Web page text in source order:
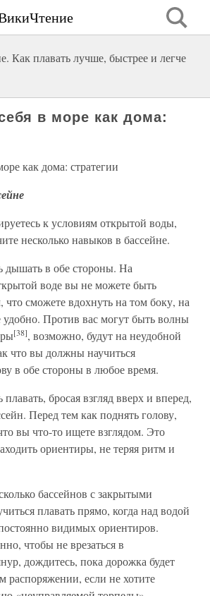
Как плавать лучше, быстрее и легче
в море как дома:
как дома: стратегии
к условиям открытой воды,
несколько навыков в бассейне.
дышать в обе стороны. На
воде вы не можете быть
сможете вдохнуть на том боку, на
удобно. Против вас могут быть волны
[38], возможно, будут на неудобной
что вы должны научиться
в обе стороны в любое время.
бросая взгляд вверх и вперед,
Перед тем как поднять голову,
вы что-то ищете взглядом. Это
ориентиры, не теряя ритм и
бассейнов с закрытыми
плавать прямо, когда над водой
видимых ориентиров.
чтобы не врезаться в
дождитесь, пока дорожка будет
распоряжении, если не хотите